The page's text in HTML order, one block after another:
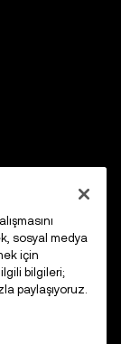
sosyal medya
için
bilgileri;
paylaşıyoruz.